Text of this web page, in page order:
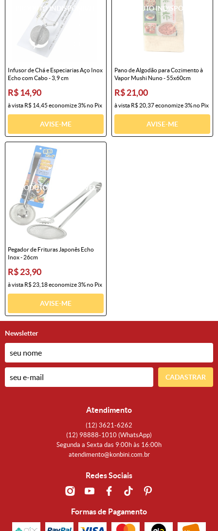
Infusor de Chá e Especiarias Aço Inox
Echo com Cabo - 3,9 cm
R$ 14,90
à vista R$ 14,45 economize3%no Pix
AVISE-ME
Pano de Algodão para Cozimento à
Vapor Mushi Nuno - 55x60cm
R$ 21,00
à vista R$ 20,37economize3%no Pix
AVISE-ME
Pegador de Frituras Japonês Echo
Inox - 26cm
R$ 23,90
à vista R$ 23,18economize3%no Pix
AVISE-ME
Newsletter
CADASTRAR
Atendimento
(12) 3621-6262
(12) 98888-1010 (WhatsApp)
Segunda a Sexta das 9:00h às 16:00h
atendimento@konbini.com.br
Redes Sociais
Formas de Pagamento